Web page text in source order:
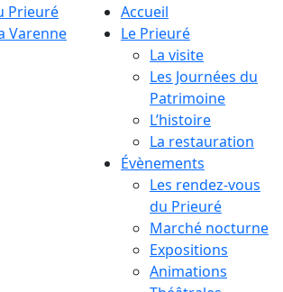
Accueil
Le Prieuré
La visite
Les Journées du
Patrimoine
L’histoire
La restauration
Évènements
Les rendez-vous
du Prieuré
Marché nocturne
Expositions
Animations